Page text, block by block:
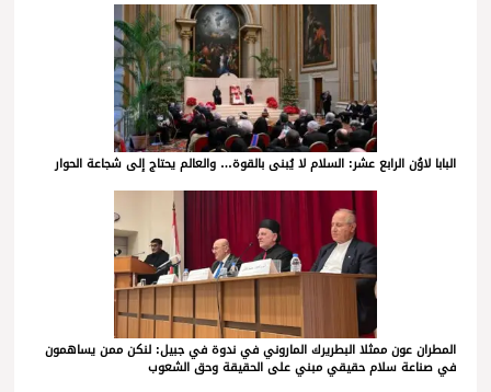
البابا لاوُن الرابع عشر: السلام لا يُبنى بالقوة… والعالم يحتاج إلى شجاعة الحوار
المطران عون ممثلا البطريرك الماروني في ندوة في جبيل: لنكن ممن يساهمون
في صناعة سلام حقيقي مبني على الحقيقة وحق الشعوب